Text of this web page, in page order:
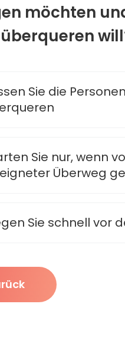
möchten
Sie die
Sie nur, wenn
Überweg
Sie schnell vor